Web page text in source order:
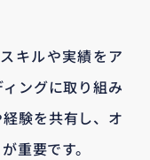
キルや実績をア
ングに取り組み
験を共有し、オ
重要です。